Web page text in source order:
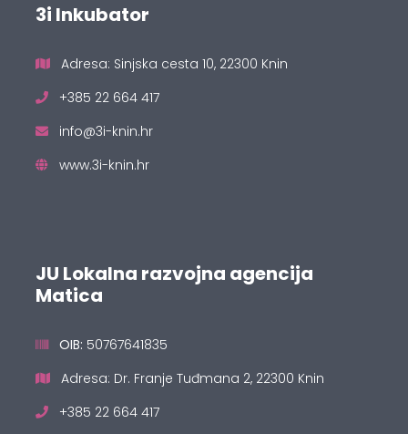
3i Inkubator
Adresa: Sinjska cesta 10, 22300 Knin
+385 22 664 417
info@3i-knin.hr
www.3i-knin.hr
JU Lokalna razvojna agencija
Matica
OIB: 50767641835
Adresa: Dr. Franje Tuđmana 2, 22300 Knin
+385 22 664 417